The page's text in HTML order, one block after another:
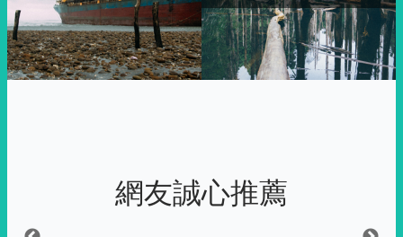
網友誠心推薦